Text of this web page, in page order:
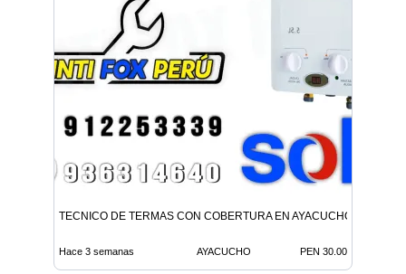
TECNICO DE TERMAS CON COBERTURA EN AYACUCHO
Hace 3 semanas AYACUCHO PEN 30.00